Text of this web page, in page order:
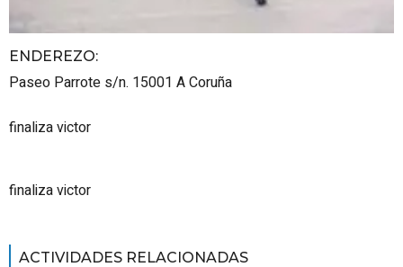
ENDEREZO:
Paseo Parrote s/n. 15001 A Coruña
finaliza victor
finaliza victor
ACTIVIDADES RELACIONADAS